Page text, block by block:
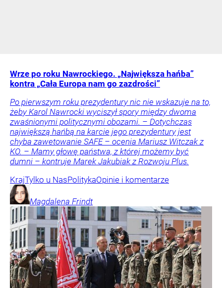
Wrze po roku Nawrockiego. „Największa hańba”
kontra „Cała Europa nam go zazdrości”
Po pierwszym roku prezydentury nic nie wskazuje na to,
żeby Karol Nawrocki wyciszył spory między dwoma
zwaśnionymi politycznymi obozami. – Dotychczas
największą hańbą na karcie jego prezydentury jest
chyba zawetowanie SAFE – ocenia Mariusz Witczak z
KO. – Mamy głowę państwa, z której możemy być
dumni – kontruje Marek Jakubiak z Rozwoju Plus.
KrajTylko u NasPolitykaOpinie i komentarze
Magdalena Frindt